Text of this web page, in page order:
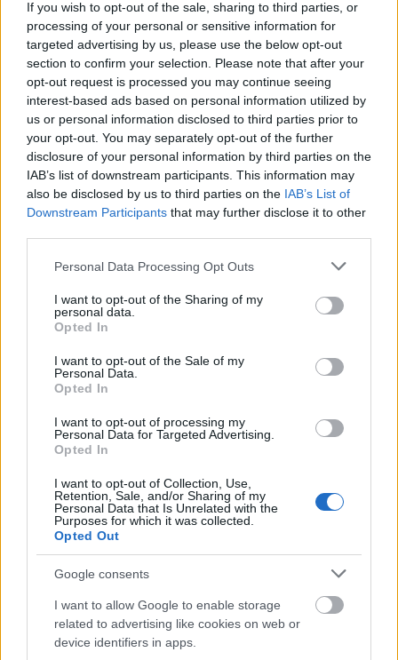
If you wish to opt-out of the sale, sharing to third parties, or
processing of your personal or sensitive information for
targeted advertising by us, please use the below opt-out
section to confirm your selection. Please note that after your
opt-out request is processed you may continue seeing
interest-based ads based on personal information utilized by
us or personal information disclosed to third parties prior to
your opt-out. You may separately opt-out of the further
disclosure of your personal information by third parties on the
IAB’s list of downstream participants. This information may
also be disclosed by us to third parties on the IAB’s List of
Downstream Participants that may further disclose it to other
Please note that this website/app uses one or more Google
not limited to your visit or usage behaviour. You may click to
grant or deny consent to Google and its third-party tags to
use your data for below specified purposes in below Google
consent section.
Personal Data Processing Opt Outs
I want to opt-out of the Sharing of my
personal data.
Opted In
I want to opt-out of the Sale of my
Personal Data.
Opted In
I want to opt-out of processing my
Personal Data for Targeted Advertising.
Opted In
I want to opt-out of Collection, Use,
Retention, Sale, and/or Sharing of my
Personal Data that Is Unrelated with the
Purposes for which it was collected.
Opted Out
Google consents
I want to allow Google to enable storage
related to advertising like cookies on web or
device identifiers in apps.
Cserhalmi György gerincműtétje
miatt nem lép színpadra
A székesfehérvári Vörösmarty Színház
színművészének operációja miatt az áprilisra és
májusra meghirdetett Cserhalmi Anzix estek
elmaradnak.